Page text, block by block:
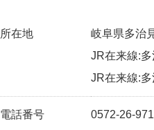
所在地
岐阜県多治
JR在来線:
JR在来線:
電話番号 0572-26-